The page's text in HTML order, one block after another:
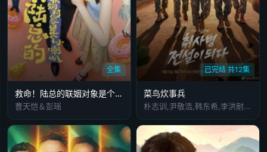
全集
救命！陆总的联姻对象是个小喇叭
曹天恺＆彭瑶
已完结 共12集
菜鸟炊事兵
朴志训,尹敬浩,韩东希,李洪耐,郑雄仁,李相二